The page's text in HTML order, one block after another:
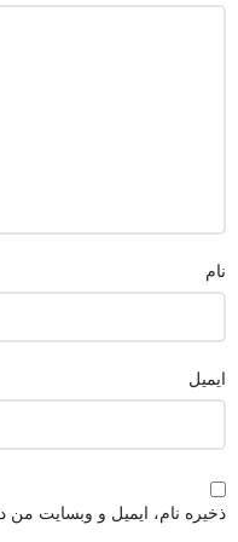
نام
ایمیل
ذخیره نام، ایمیل و وبسایت من